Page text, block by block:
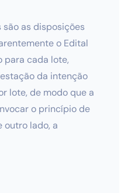
as disposições
o Edital
para cada lote,
da intenção
lote, de modo que a
o princípio de
outro lado, a